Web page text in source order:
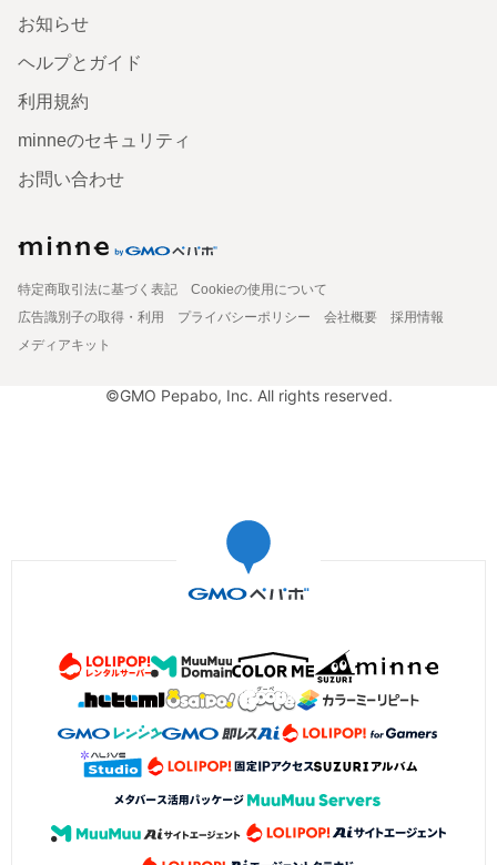
お知らせ
ヘルプとガイド
利用規約
minneのセキュリティ
お問い合わせ
特定商取引法に基づく表記
Cookieの使用について
広告識別子の取得・利用
プライバシーポリシー 会社概要
採用情報
メディアキット
©GMO Pepabo, Inc. All rights reserved.